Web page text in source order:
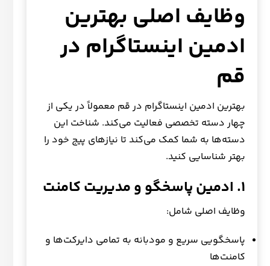
وظایف اصلی بهترین
ادمین اینستاگرام در
قم
بهترین ادمین اینستاگرام در قم معمولاً در یکی از
چهار دسته تخصصی فعالیت می‌کند. شناخت این
دسته‌ها به شما کمک می‌کند تا نیازهای پیج خود را
بهتر شناسایی کنید.
۱. ادمین پاسخگو و مدیریت کامنت
وظایف اصلی شامل:
پاسخگویی سریع و مودبانه به تمامی دایرکت‌ها و
کامنت‌ها